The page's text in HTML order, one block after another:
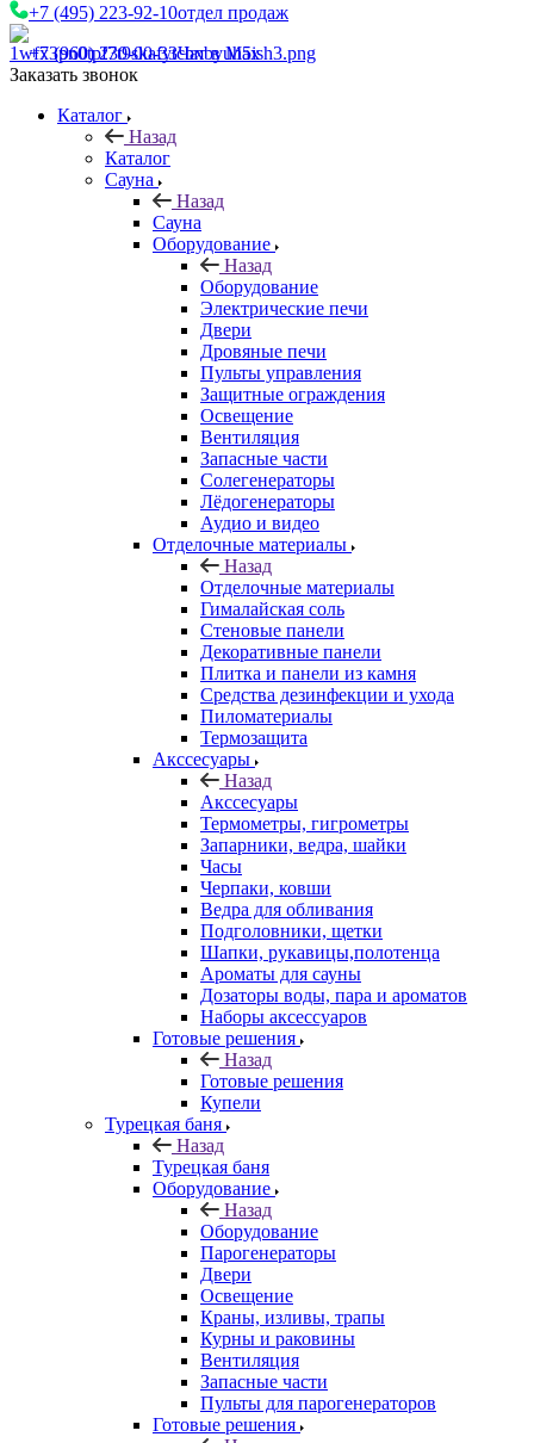
+7 (495) 223-92-10отдел продаж
+7 (960) 230-00-33Чат в Max
Заказать звонок
Каталог
Назад
Каталог
Сауна
Назад
Сауна
Оборудование
Назад
Оборудование
Электрические печи
Двери
Дровяные печи
Пульты управления
Защитные ограждения
Освещение
Вентиляция
Запасные части
Солегенераторы
Лёдогенераторы
Аудио и видео
Отделочные материалы
Назад
Отделочные материалы
Гималайская соль
Стеновые панели
Декоративные панели
Плитка и панели из камня
Средства дезинфекции и ухода
Пиломатериалы
Термозащита
Аксcесуары
Назад
Аксcесуары
Термометры, гигрометры
Запарники, ведра, шайки
Часы
Черпаки, ковши
Ведра для обливания
Подголовники, щетки
Шапки, рукавицы,полотенца
Ароматы для сауны
Дозаторы воды, пара и ароматов
Наборы аксессуаров
Готовые решения
Назад
Готовые решения
Купели
Турецкая баня
Назад
Турецкая баня
Оборудование
Назад
Оборудование
Парогенераторы
Двери
Освещение
Краны, изливы, трапы
Курны и раковины
Вентиляция
Запасные части
Пульты для парогенераторов
Готовые решения